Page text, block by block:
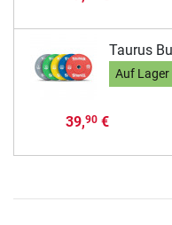
Taurus
Auf Lager
39,90€